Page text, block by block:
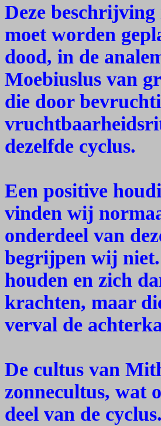
Deze
moet worden
dood, in de
Moebiuslus van
die door
dezelfde cyclus.
Een positive
vinden wij
onderdeel van
begrijpen wij
houden en zich
krachten, maar
verval de
De cultus van
zonnecultus, wat
deel van de